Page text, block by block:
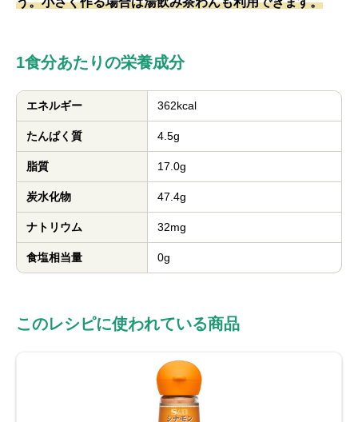
1食分あたりの栄養成分
エネルギー 362kcal
たんぱく質 4.5g
脂質 17.0g
炭水化物 47.4g
ナトリウム 32mg
食塩相当量 0g
このレシピに使われている商品